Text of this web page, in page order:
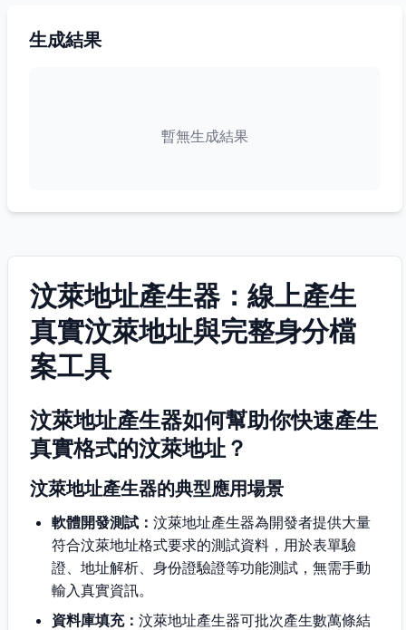
生成結果
暫無生成結果
汶萊地址產生器：線上產生
真實汶萊地址與完整身分檔
案工具
汶萊地址產生器如何幫助你快速產生
真實格式的汶萊地址？
汶萊地址產生器的典型應用場景
軟體開發測試： 汶萊地址產生器為開發者提供大量
符合汶萊地址格式要求的測試資料，用於表單驗
證、地址解析、身份證驗證等功能測試，無需手動
輸入真實資訊。
資料庫填充： 汶萊地址產生器可批次產生數萬條結